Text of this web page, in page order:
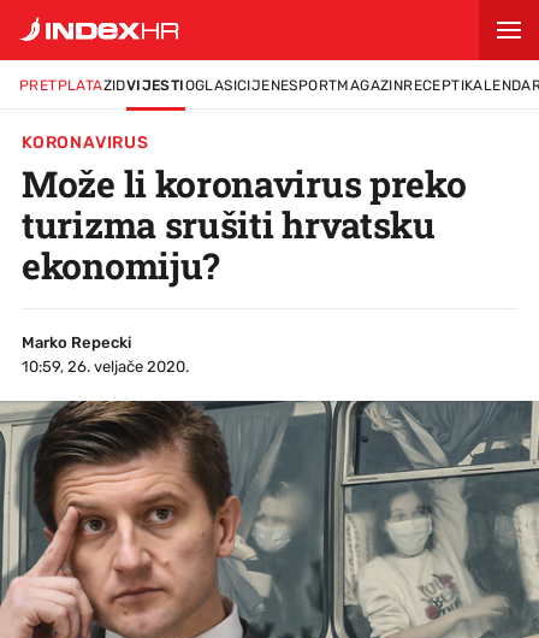
PRETPLATAZIDVIJESTIOGLASICIJENESPORTMAGAZINRECEPTI
KORONAVIRUS
Može li koronavirus preko
turizma srušiti hrvatsku
ekonomiju?
Marko Repecki
10:59, 26. veljače 2020.